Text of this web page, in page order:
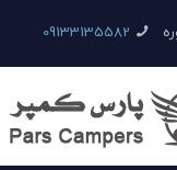
09133135582